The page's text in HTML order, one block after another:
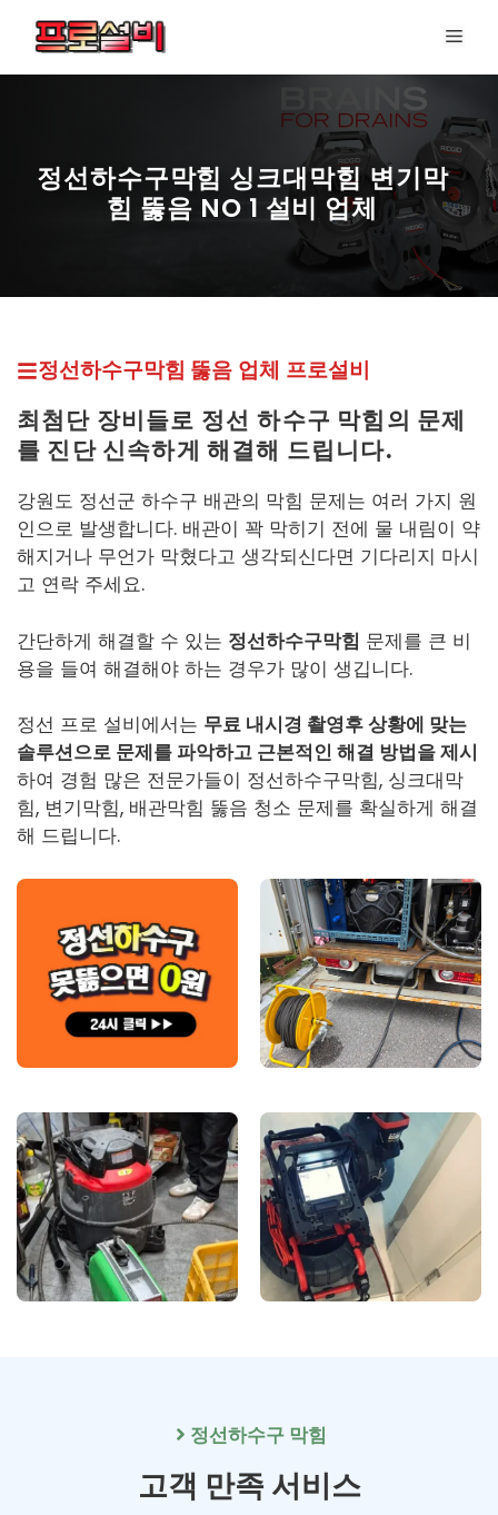
츠
메
정선하수구막힘 싱크대막힘 변기막
힘 뚫음 NO 1 설비 업체
프로설비 최신 페이지
정선하수구막힘 뚫음 업체 프로설비
최첨단 장비들로 정선 하수구 막힘의 문제
를 진단 신속하게 해결해 드립니다.
강원도 정선군 하수구 배관의 막힘 문제는 여러 가지 원
인으로 발생합니다. 배관이 꽉 막히기 전에 물 내림이 약
해지거나 무언가 막혔다고 생각되신다면 기다리지 마시
고 연락 주세요.
간단하게 해결할 수 있는 정선하수구막힘 문제를 큰 비
용을 들여 해결해야 하는 경우가 많이 생깁니다.
정선 프로 설비에서는 무료 내시경 촬영후 상황에 맞는
솔루션으로 문제를 파악하고 근본적인 해결 방법을 제시
하여 경험 많은 전문가들이 정선하수구막힘, 싱크대막
힘, 변기막힘, 배관막힘 뚫음 청소 문제를 확실하게 해결
해 드립니다.
정선하수구 막힘
고객 만족 서비스